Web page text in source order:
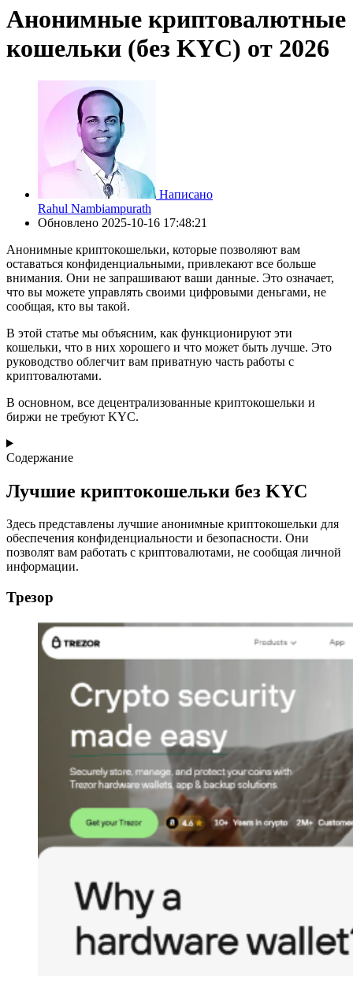
Анонимные криптовалютные
кошельки (без KYC) от 2026
Написано
Rahul Nambiampurath
Обновлено 2025-10-16 17:48:21
Анонимные криптокошельки, которые позволяют вам
оставаться конфиденциальными, привлекают все больше
внимания. Они не запрашивают ваши данные. Это означает,
что вы можете управлять своими цифровыми деньгами, не
сообщая, кто вы такой.
В этой статье мы объясним, как функционируют эти
кошельки, что в них хорошего и что может быть лучше. Это
руководство облегчит вам приватную часть работы с
криптовалютами.
В основном, все децентрализованные криптокошельки и
биржи не требуют KYC.
Содержание
Лучшие криптокошельки без KYC
Здесь представлены лучшие анонимные криптокошельки для
обеспечения конфиденциальности и безопасности. Они
позволят вам работать с криптовалютами, не сообщая личной
информации.
Трезор